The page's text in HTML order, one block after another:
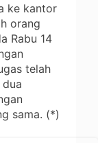
ke kantor
orang
Rabu 14
telah
sama. (*)